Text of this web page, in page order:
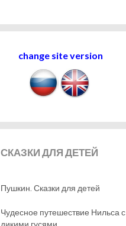
change site version
СКАЗКИДЛЯ ДЕТЕЙ
Пушкин. Сказки для детей
Чудесное путешествие Нильса с